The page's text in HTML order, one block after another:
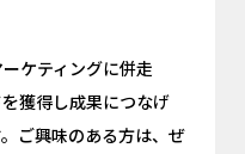
ケティングに併走
獲得し成果につなげ
ご興味のある方は、ぜ